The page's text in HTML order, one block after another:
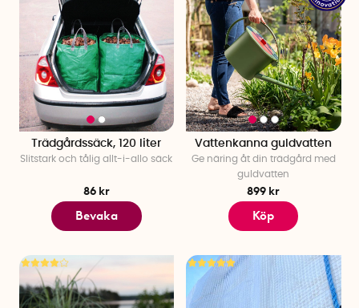
Trädgårdssäck, 120 liter
Slitstark och tålig allt-i-allo säck
86 kr
Bevaka
Vattenkanna guldvatten
Ge näring åt din trädgård med
guldvatten
899 kr
Köp